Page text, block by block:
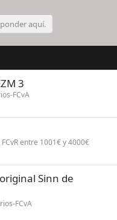
aquí.
3
FCvA
entre 1001€ y 4000€
Sinn de
FCvA